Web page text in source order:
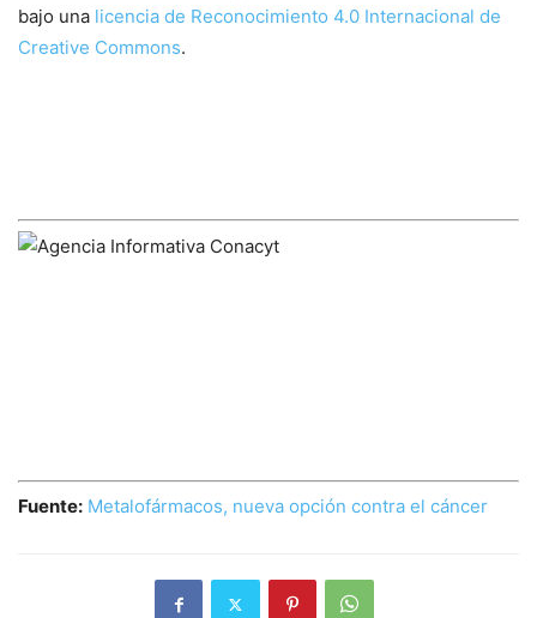
bajo una licencia de Reconocimiento 4.0 Internacional de
Creative Commons.
Fuente: Metalofármacos, nueva opción contra el cáncer